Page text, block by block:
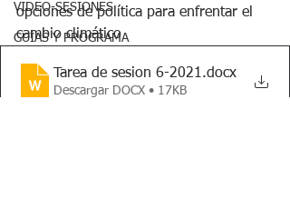
VIDEO-SESIONES
GUÍAS Y PROGRAMA
opciones de política para enfrentar el
cambio climático
Tarea de sesion 6-2021.docx
Descargar DOCX • 17KB